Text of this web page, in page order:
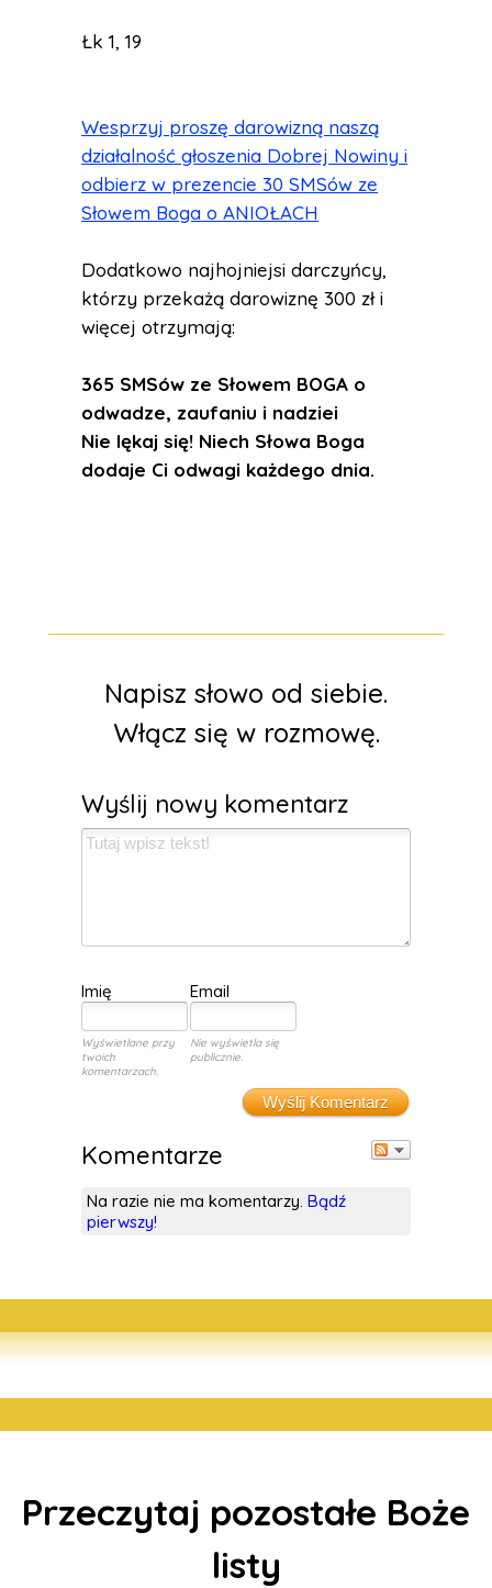
Łk 1, 19
Wesprzyj proszę darowizną naszą
działalność głoszenia Dobrej Nowiny i
odbierz w prezencie 30 SMSów ze
Słowem Boga o ANIOŁACH
Dodatkowo najhojniejsi darczyńcy,
którzy przekażą darowiznę 300 zł i
więcej otrzymają:
365 SMSów ze Słowem BOGA o
odwadze, zaufaniu i nadziei
Nie lękaj się! Niech Słowa Boga
dodaje Ci odwagi każdego dnia.
Napisz słowo od siebie.
Włącz się w rozmowę.
Komentarze
Na razie nie ma komentarzy. Bądź
pierwszy!
Wyślij nowy komentarz
Imię Email
Wyświetlane przy
twoich
komentarzach.
Nie wyświetla się
publicznie.
Wyślij Komentarz
Przeczytaj pozostałe Boże
listy